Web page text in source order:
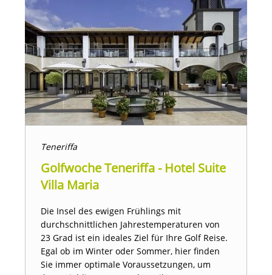
Teneriffa
Golfwoche Teneriffa - Hotel Suite
Villa Maria
Die Insel des ewigen Frühlings mit
durchschnittlichen Jahrestemperaturen von
23 Grad ist ein ideales Ziel für Ihre Golf Reise.
Egal ob im Winter oder Sommer, hier finden
Sie immer optimale Voraussetzungen, um